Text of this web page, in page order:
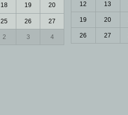
18 19 20
25 26 27
2 3 4
12 13
19 20
26 27